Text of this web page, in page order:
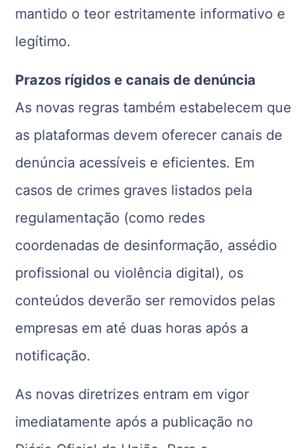
mantido o teor estritamente informativo e
legítimo.
Prazos rígidos e canais de denúncia
As novas regras também estabelecem que
as plataformas devem oferecer canais de
denúncia acessíveis e eficientes. Em
casos de crimes graves listados pela
regulamentação (como redes
coordenadas de desinformação, assédio
profissional ou violência digital), os
conteúdos deverão ser removidos pelas
empresas em até duas horas após a
notificação.
As novas diretrizes entram em vigor
imediatamente após a publicação no